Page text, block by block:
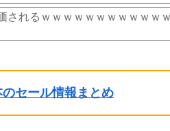
されるｗｗｗｗｗｗｗｗｗｗｗ
セール情報まとめ